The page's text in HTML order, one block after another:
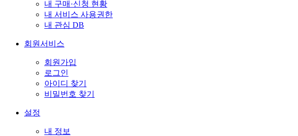
내 구매·신청 현황
내 서비스 사용권한
내 관심 DB
회원서비스
회원가입
로그인
아이디 찾기
비밀번호 찾기
설정
내 정보